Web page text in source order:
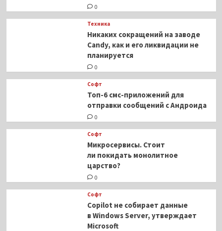
0
Техника
Никаких сокращений на заводе
Candy, как и его ликвидации не
планируется
0
Софт
Топ-6 смс-приложений для
отправки сообщений с Андроида
0
Софт
Микросервисы. Стоит
ли покидать монолитное
царство?
0
Софт
Copilot не собирает данные
в Windows Server, утверждает
Microsoft